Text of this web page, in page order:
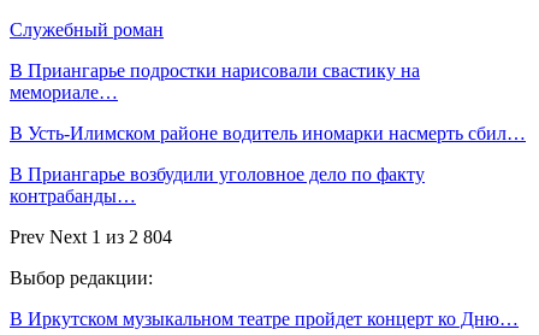
Служебный роман
В Приангарье подростки нарисовали свастику на
мемориале…
В Усть-Илимском районе водитель иномарки насмерть сбил…
В Приангарье возбудили уголовное дело по факту
контрабанды…
Prev Next 1 из 2 804
Выбор редакции:
В Иркутском музыкальном театре пройдет концерт ко Дню…